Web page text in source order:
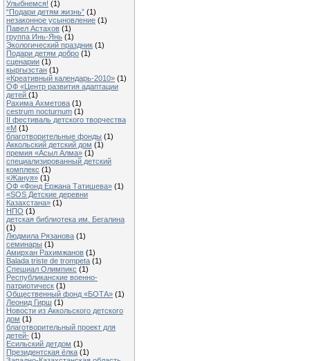
Улыбнемся! (1)
“Подари детям жизнь” (1)
незаконное усыновление (1)
Павел Астахов (1)
группa Инь-Янь (1)
Экологический праздник (1)
Подари детям добро (1)
сценарии (1)
кыргызстан (1)
«Креативный календарь-2010» (1)
ОФ «Центр развития адаптации
детей (1)
Рахима Ахметова (1)
cestrum nocturnum (1)
II фестиваль детского творчества
«М (1)
благотворительные фонды (1)
Аккольский детский дом (1)
премия «Асыл Алма» (1)
специализированный детский
комплекс (1)
«Жануя» (1)
ОФ «Фонд Ержана Татишева» (1)
«SOS Детские деревни
Казахстана» (1)
НПО (1)
детская библиотека им. Бегалина
(1)
Людмила Рязанова (1)
семинары (1)
Амирхан Рахимжанов (1)
Balada triste de trompeta (1)
Спешиал Олимпикс (1)
Республиканские военно-
патриотическ (1)
Общественный фонд «БОТА» (1)
Леонид Гирш (1)
Новости из Аккольского детского
дом (1)
благотворительный проект для
детей- (1)
Есильский детдом (1)
Президентская ёлка (1)